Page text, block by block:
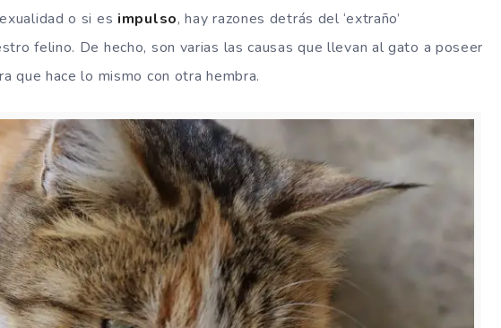
o si es impulso, hay razones detrás del ‘extraño’
felino. De hecho, son varias las causas que llevan al gato a poseer
que hace lo mismo con otra hembra.